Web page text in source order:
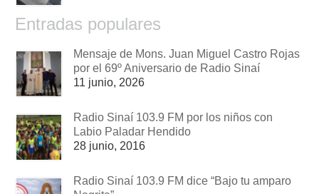
Entradas populares
Mensaje de Mons. Juan Miguel Castro Rojas
por el 69º Aniversario de Radio Sinaí
11 junio, 2026
Radio Sinaí 103.9 FM por los niños con
Labio Paladar Hendido
28 junio, 2016
Radio Sinaí 103.9 FM dice “Bajo tu amparo